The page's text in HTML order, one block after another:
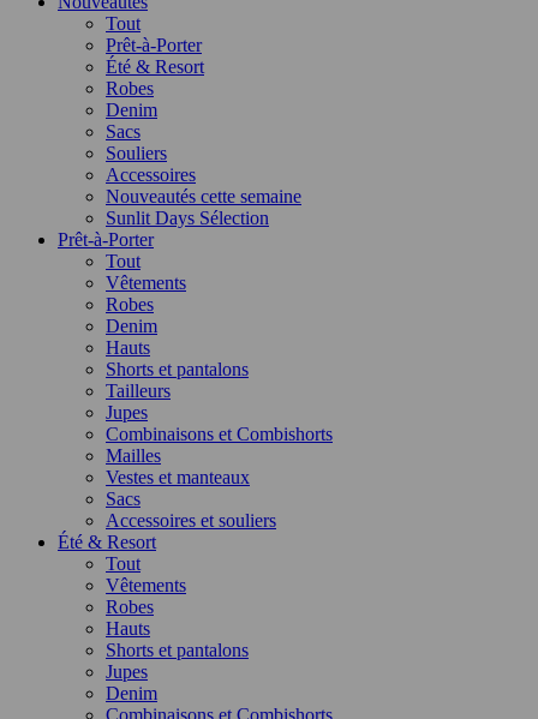
Tout
Prêt-à-Porter
Été & Resort
Robes
Denim
Sacs
Souliers
Accessoires
Nouveautés cette semaine
Sunlit Days Sélection
Prêt-à-Porter
Tout
Vêtements
Robes
Denim
Hauts
Shorts et pantalons
Tailleurs
Jupes
Combinaisons et Combishorts
Mailles
Vestes et manteaux
Sacs
Accessoires et souliers
Été & Resort
Tout
Vêtements
Robes
Hauts
Shorts et pantalons
Jupes
Denim
Combinaisons et Combishorts